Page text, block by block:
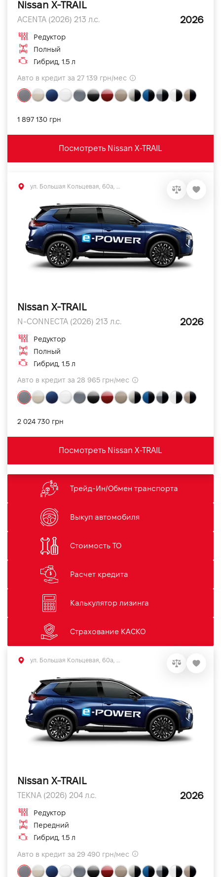
Nissan X-TRAIL
ACENTA (2026) 213 л.с. 2026
Редуктор
Полный
Гибрид, 1.5 л
Авто в кредит за 27 139 грн/мес
1 897 130 грн
Посмотреть Nissan X-TRAIL
Nissan X-TRAIL
N-CONNECTA (2026) 213 л.с. 2026
Редуктор
Полный
Гибрид, 1.5 л
Авто в кредит за 28 965 грн/мес
2 024 730 грн
Посмотреть Nissan X-TRAIL
Трейд-Ин/Обмен транспорта
Выкуп автомобиля
Стоимость ТО
Расчет кредита
Калькулятор лизинга
Страхование КАСКО
Nissan X-TRAIL
TEKNA (2026) 204 л.с. 2026
Редуктор
Передний
Гибрид, 1.5 л
Авто в кредит за 29 490 грн/мес